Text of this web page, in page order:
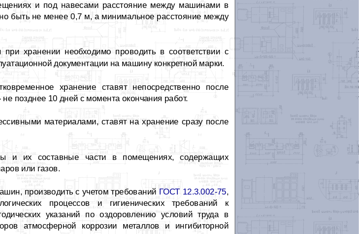
и под навесами расстояние между машинами в
быть не менее 0,7 м, а минимальное расстояние между
хранении необходимо проводить в соответствии с
документации на машину конкретной марки.
хранение ставят непосредственно после
позднее 10 дней с момента окончания работ.
материалами, ставят на хранение сразу после
и их составные части в помещениях, содержащих
или газов.
производить с учетом требованийГОСТ 12.3.002-75,
процессов и гигиенических требований к
указаний по оздоровлению условий труда в
атмосферной коррозии металлов и ингибиторной